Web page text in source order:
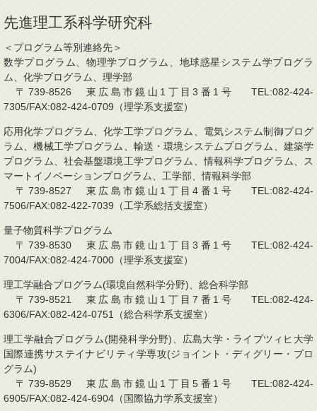
先進理工系科学研究科
＜プログラム等別連絡先＞
数学プログラム、物理学プログラム、地球惑星システム学プログラ
ム、化学プログラム、理学部
〒739-8526 東広島市鏡山1丁目3番1号 TEL:082-424-
7305/FAX:082-424-0709（理学系支援室）
応用化学プログラム、化学工学プログラム、電気システム制御プログ
ラム、機械工学プログラム、輸送・環境システムプログラム、建築学
プログラム、社会基盤環境工学プログラム、情報科学プログラム、ス
マートイノベーションプログラム、工学部、情報科学部
〒739-8527 東広島市鏡山1丁目4番1号 TEL:082-424-
7506/FAX:082-422-7039（工学系総括支援室）
量子物質科学プログラム
〒739-8530 東広島市鏡山1丁目3番1号 TEL:082-424-
7004/FAX:082-424-7000（理学系支援室）
理工学融合プログラム(環境自然科学分野)、総合科学部
〒739-8521 東広島市鏡山1丁目7番1号 TEL:082-424-
6306/FAX:082-424-0751（総合科学系支援室）
理工学融合プログラム(開発科学分野)、広島大学・ライプツィヒ大学
国際連携サステイナビリティ学専攻(ジョイント・ディグリー・プロ
グラム)
〒739-8529 東広島市鏡山1丁目5番1号 TEL:082-424-
6905/FAX:082-424-6904（国際協力学系支援室）